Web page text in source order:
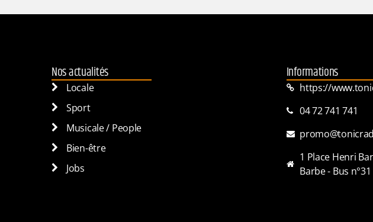
Nos actualités
Locale
Sport
Musicale / People
Bien-être
Jobs
Informations
https://
04 72 741 741
1 Place Henri
Barbe - Bus